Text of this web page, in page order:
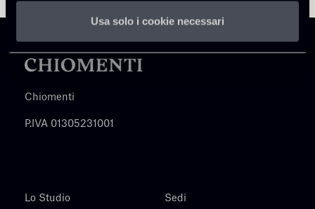
Usa solo i cookie necessari
Chiomenti
P.IVA 01305231001
Lo Studio Sedi